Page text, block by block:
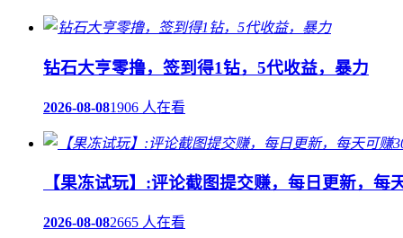
钻石大亨零撸，签到得1钻，5代收益，暴力
2026-08-081906 人在看
【果冻试玩】:评论截图提交赚，每日更新，每
2026-08-082665 人在看